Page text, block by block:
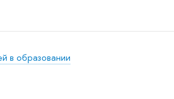
в образовании